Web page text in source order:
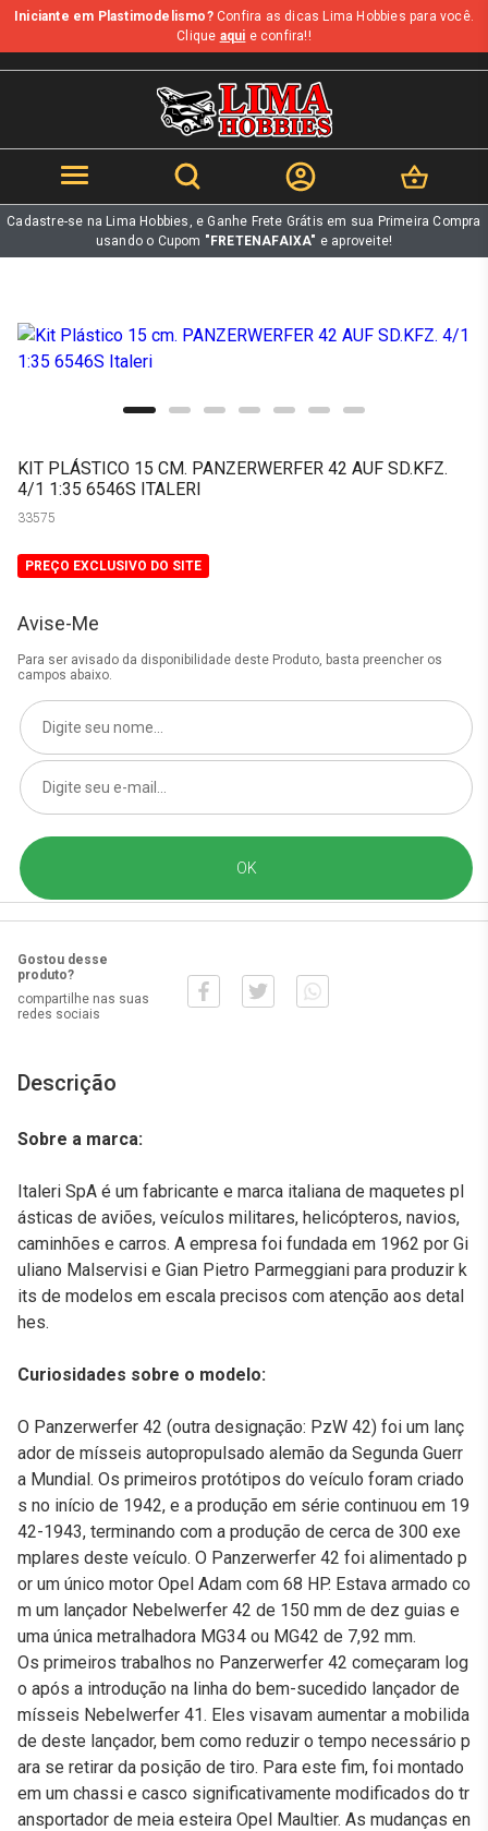
b
Iniciante em Plastimodelismo?Confira as dicas Lima Hobbies para você.
Clique aqui e confira!!
Cadastre-se na Lima Hobbies, e Ganhe Frete Grátis em sua Primeira Compra
usando o Cupom "FRETENAFAIXA" e aproveite!
KIT PLÁSTICO 15 CM. PANZERWERFER 42 AUF SD.KFZ.
4/1 1:35 6546S ITALERI
33575
PREÇO EXCLUSIVO DO SITE
Avise-Me
Para ser avisado da disponibilidade deste Produto, basta preencher os
campos abaixo.
Gostou desse
produto?
compartilhe nas suas
redes sociais
Descrição
Sobre a marca:
Italeri SpA é um fabricante e marca italiana de maquetes pl
ásticas de aviões, veículos militares, helicópteros, navios,
caminhões e carros. A empresa foi fundada em 1962 por Gi
uliano Malservisi e Gian Pietro Parmeggiani para produzir k
its de modelos em escala precisos com atenção aos detal
hes.
Curiosidades sobre o modelo:
O Panzerwerfer 42 (outra designação: PzW 42) foi um lanç
ador de mísseis autopropulsado alemão da Segunda Guerr
a Mundial. Os primeiros protótipos do veículo foram criado
s no início de 1942, e a produção em série continuou em 19
42-1943, terminando com a produção de cerca de 300 exe
mplares deste veículo. O Panzerwerfer 42 foi alimentado p
or um único motor Opel Adam com 68 HP. Estava armado co
m um lançador Nebelwerfer 42 de 150 mm de dez guias e
uma única metralhadora MG34 ou MG42 de 7,92 mm.
Os primeiros trabalhos no Panzerwerfer 42 começaram log
o após a introdução na linha do bem-sucedido lançador de
mísseis Nebelwerfer 41. Eles visavam aumentar a mobilida
de deste lançador, bem como reduzir o tempo necessário p
ara se retirar da posição de tiro. Para este fim, foi montado
em um chassi e casco significativamente modificados do tr
ansportador de meia esteira Opel Maultier. As mudanças en